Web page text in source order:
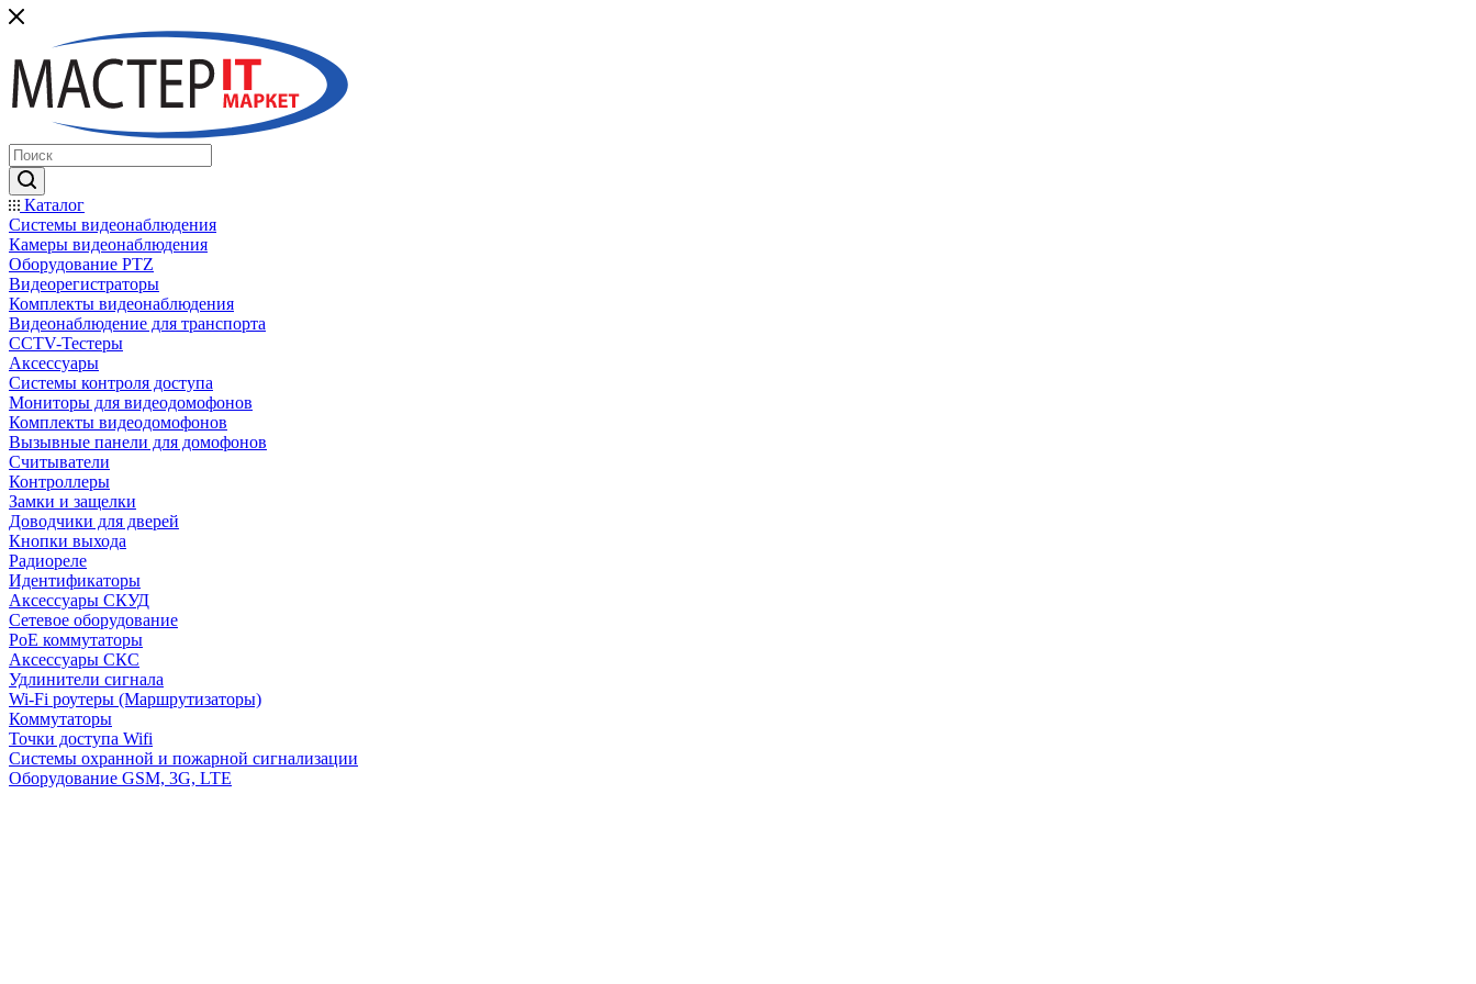
Каталог
Системы видеонаблюдения
Камеры видеонаблюдения
Оборудование PTZ
Видеорегистраторы
Комплекты видеонаблюдения
Видеонаблюдение для транспорта
CCTV-Тестеры
Аксессуары
Системы контроля доступа
Мониторы для видеодомофонов
Комплекты видеодомофонов
Вызывные панели для домофонов
Считыватели
Контроллеры
Замки и защелки
Доводчики для дверей
Кнопки выхода
Радиореле
Идентификаторы
Аксессуары СКУД
Сетевое оборудование
PoE коммутаторы
Аксессуары СКС
Удлинители сигнала
Wi-Fi роутеры (Маршрутизаторы)
Коммутаторы
Точки доступа Wifi
Системы охранной и пожарной сигнализации
Оборудование GSM, 3G, LTE